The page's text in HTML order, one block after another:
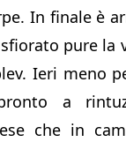
In finale è
pure la
Ieri meno
a
che in